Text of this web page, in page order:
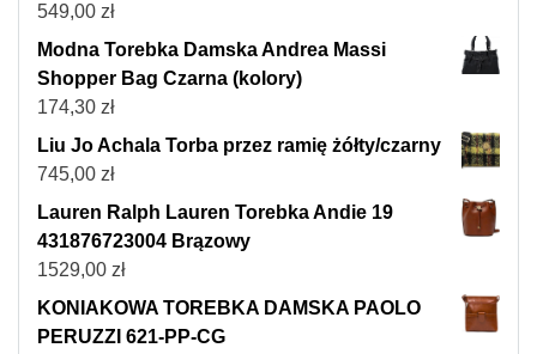
549,00 zł
Modna Torebka Damska Andrea Massi
Shopper Bag Czarna (kolory)
174,30 zł
Liu Jo Achala Torba przez ramię żółty/czarny
745,00 zł
Lauren Ralph Lauren Torebka Andie 19
431876723004 Brązowy
1529,00 zł
KONIAKOWA TOREBKA DAMSKA PAOLO
PERUZZI 621-PP-CG